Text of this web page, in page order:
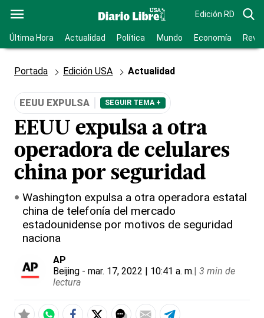
Edición RD
Última Hora Actualidad Política Mundo Economía
Portada Edición USA Actualidad
EEUU EXPULSA SEGUIR TEMA +
EEUU expulsa a otra
operadora de celulares
china por seguridad
Washington expulsa a otra operadora estatal
china de telefonía del mercado
estadounidense por motivos de seguridad
naciona
AP
Beijing - mar. 17, 2022 | 10:41 a. m.| 3 min de
lectura